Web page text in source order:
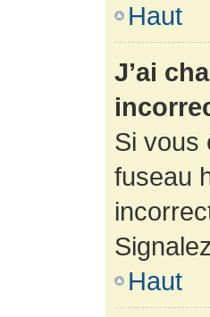
Haut
J’ai
Si vous
fuseau
Haut